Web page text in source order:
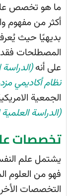
ما هو تخصص
أكثر من مفهوم
بديهيًا حيث
المصطلحات فقد
على أنه
نظام أكاديمي
الجمعية
(الدراسة
تخصصات
يشتمل علم
فهو من العلوم
التخصصات